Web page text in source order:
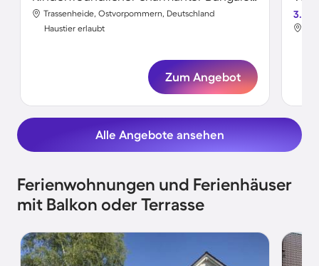
Trassenheide, Ostvorpommern, Deutschland
Haustier erlaubt
Zum Angebot
3.6
Alle Angebote ansehen
Ferienwohnungen und Ferienhäuser
mit Balkon oder Terrasse